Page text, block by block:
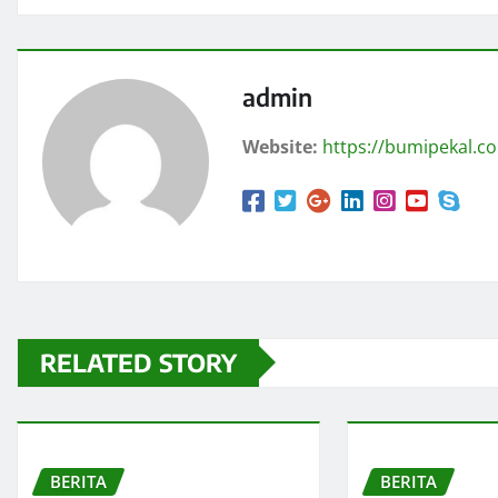
admin
Website: https://
RELATED STORY
BERITA BERITA